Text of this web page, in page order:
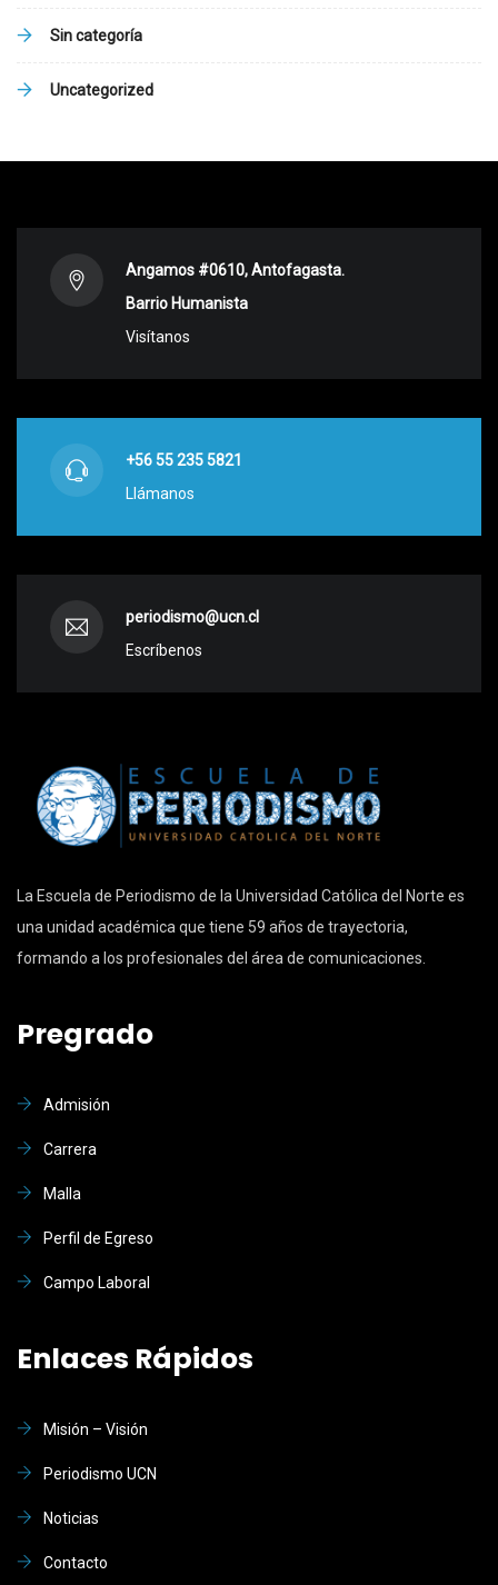
Sin categoría
Uncategorized
Angamos #0610, Antofagasta.
Barrio Humanista
Visítanos
+56 55 235 5821
Llámanos
periodismo@ucn.cl
Escríbenos
La Escuela de Periodismo de la Universidad Católica del Norte es
una unidad académica que tiene 59 años de trayectoria,
formando a los profesionales del área de comunicaciones.
Pregrado
Admisión
Carrera
Malla
Perfil de Egreso
Campo Laboral
Enlaces Rápidos
Misión – Visión
Periodismo UCN
Noticias
Contacto